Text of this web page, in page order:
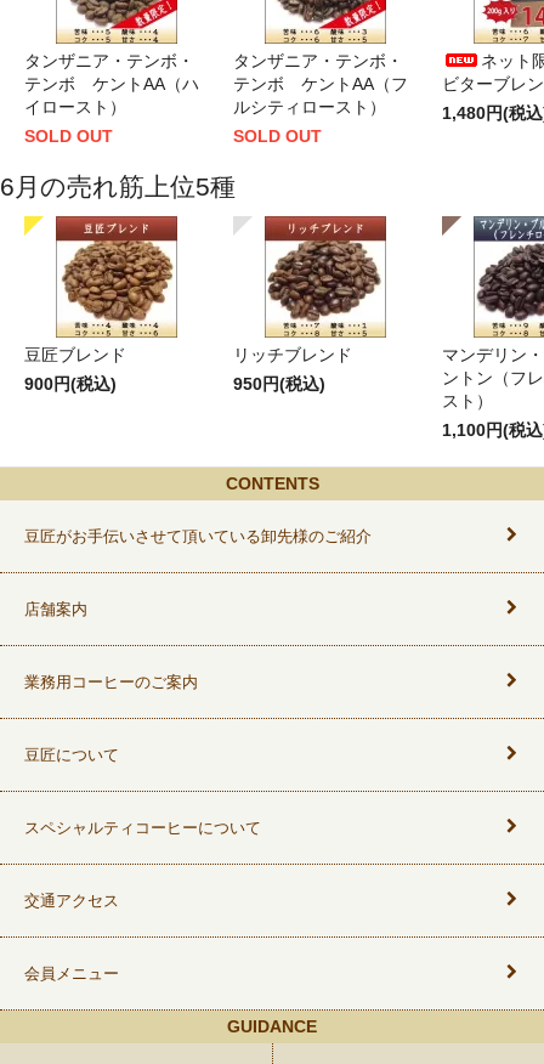
タンザニア・テンボ・
テンボ ケントAA（ハ
イロースト）
SOLD OUT
タンザニア・テンボ・
テンボ ケントAA（フ
ルシティロースト）
SOLD OUT
ネット
ビターブレ
1,480円(税
6月の売れ筋上位5種
豆匠ブレンド
900円(税込)
リッチブレンド
950円(税込)
マンデリン
ントン（フ
スト）
1,100円(税
CONTENTS
豆匠がお手伝いさせて頂いている卸先様のご紹介
店舗案内
業務用コーヒーのご案内
豆匠について
スペシャルティコーヒーについて
交通アクセス
会員メニュー
GUIDANCE